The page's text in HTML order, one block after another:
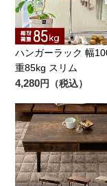
ハンガーラック 幅
重85kg スリム
4,280円（税込）